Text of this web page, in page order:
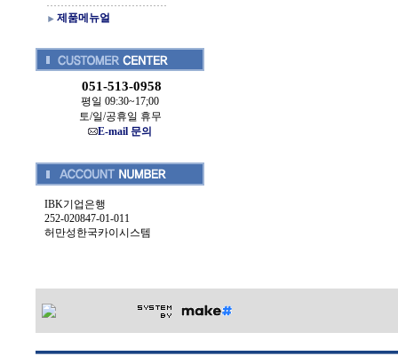
제품메뉴얼
051-513-0958
평일 09:30~17;00
토/일/공휴일 휴무
E-mail 문의
IBK기업은행
252-020847-01-011
허만성한국카이시스템